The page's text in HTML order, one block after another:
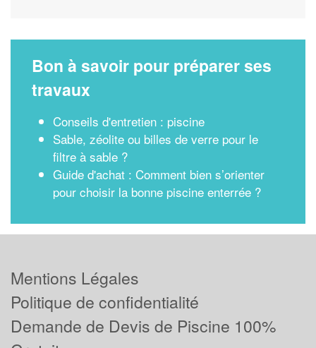
Bon à savoir pour préparer ses
travaux
Conseils d'entretien : piscine
Sable, zéolite ou billes de verre pour le
filtre à sable ?
Guide d'achat : Comment bien s’orienter
pour choisir la bonne piscine enterrée ?
Mentions Légales
Politique de confidentialité
Demande de Devis de Piscine 100%